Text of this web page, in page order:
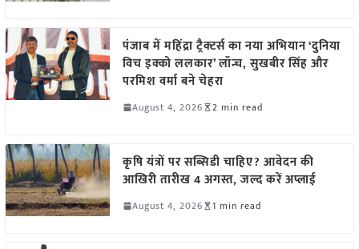
पंजाब में महिंद्रा ट्रैक्टर्स का नया अभियान ‘दुनिया
विच इक्को ललकार’ लॉन्च, सुखबीर सिंह और
परमिश वर्मा बने चेहरा
August 4, 2026 2 min read
कृषि यंत्रों पर सब्सिडी चाहिए? आवेदन की
आखिरी तारीख 4 अगस्त, जल्द करें अप्लाई
August 4, 2026 1 min read